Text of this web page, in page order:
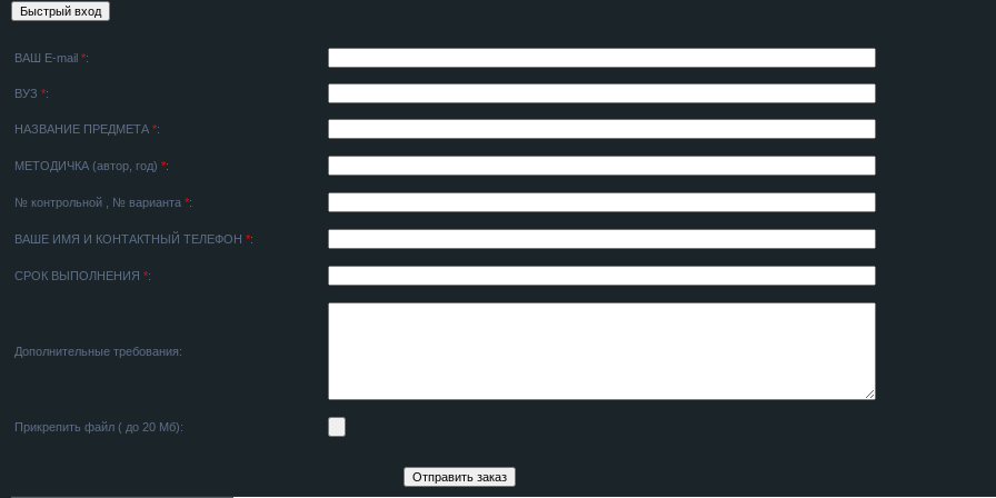
ВАШ E-mail *:
ВУЗ *:
НАЗВАНИЕ ПРЕДМЕТА *:
МЕТОДИЧКА (автор, год) *:
№ контрольной , № варианта *:
ВАШЕ ИМЯ И КОНТАКТНЫЙ ТЕЛЕФОН *:
СРОК ВЫПОЛНЕНИЯ *:
Дополнительные требования:
Прикрепить файл ( до 20 Мб):